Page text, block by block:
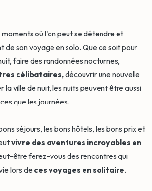
moments où l'on peut se détendre et
de son voyage en solo. Que ce soit pour
faire des randonnées nocturnes,
célibataires,découvrir une nouvelle
la ville de nuit, les nuits peuvent être aussi
que les journées.
séjours, les bons hôtels, les bons prix et
vivre des aventures incroyables en
être ferez-vous des rencontres qui
lors de ces voyages en solitaire.